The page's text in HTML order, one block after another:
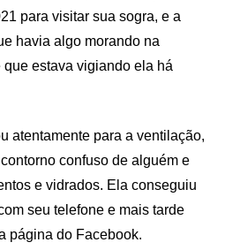
para visitar sua sogra, e a
havia algo morando na
estava vigiando ela há
atentamente para a ventilação,
confuso de alguém e
e vidrados. Ela conseguiu
seu telefone e mais tarde
página do Facebook.